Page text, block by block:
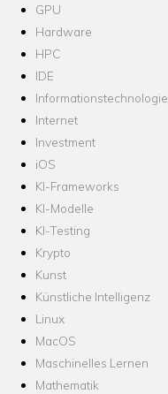
GPU
Hardware
HPC
IDE
Informationstechnologie
Internet
Investment
iOS
KI-Frameworks
KI-Modelle
KI-Testing
Krypto
Kunst
Künstliche Intelligenz
Linux
MacOS
Maschinelles Lernen
Mathematik